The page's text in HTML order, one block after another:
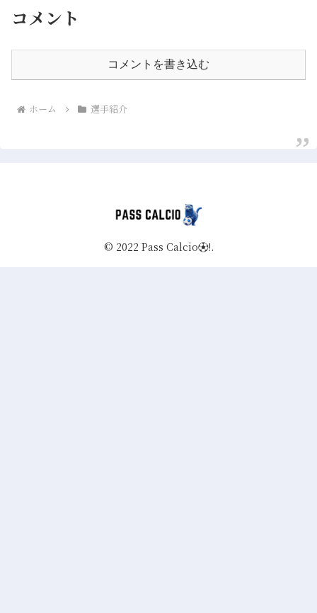
コメント
コメントを書き込む
ホーム 選手紹介
© 2022 Pass Calcio⚽️!.